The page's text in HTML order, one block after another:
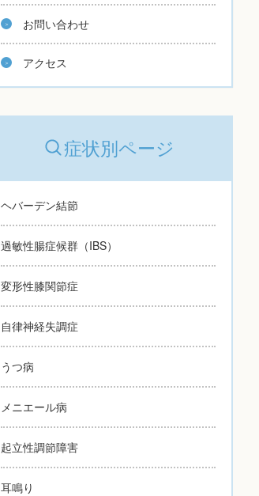
お問い合わせ
アクセス
症状別ページ
ヘバーデン結節
過敏性腸症候群（IBS）
変形性膝関節症
自律神経失調症
うつ病
メニエール病
起立性調節障害
耳鳴り